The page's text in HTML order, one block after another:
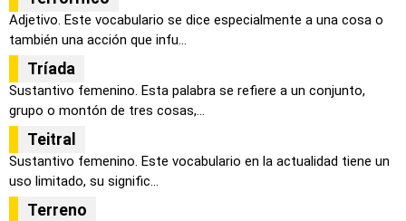
Adjetivo. Este vocabulario se dice especialmente a una cosa o
también una acción que infu...
Tríada
Sustantivo femenino. Esta palabra se refiere a un conjunto,
grupo o montón de tres cosas,...
Teitral
Sustantivo femenino. Este vocabulario en la actualidad tiene un
uso limitado, su signific...
Terreno